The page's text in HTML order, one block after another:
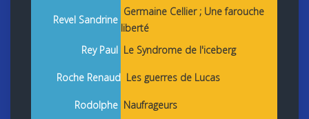
Revel Sandrine
Germaine Cellier ; Une farouche
liberté
Rey Paul Le Syndrome de l'iceberg
Roche Renaud Les guerres de Lucas
Rodolphe Naufrageurs